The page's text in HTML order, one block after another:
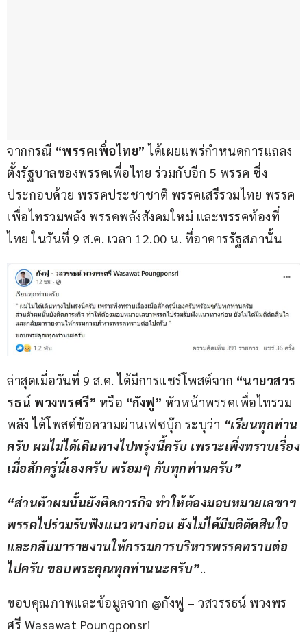
จากกรณี “พรรคเพื่อไทย” ได้เผยแพร่กำหนดการแถลง
ตั้งรัฐบาลของพรรคเพื่อไทย ร่วมกับอีก 5 พรรค ซึ่ง
ประกอบด้วย พรรคประชาชาติ พรรคเสรีรวมไทย พรรค
เพื่อไทรวมพลัง พรรคพลังสังคมใหม่ และพรรคท้องที่
ไทย ในวันที่ 9 ส.ค. เวลา 12.00 น. ที่อาคารรัฐสภานั้น
ล่าสุดเมื่อวันที่ 9 ส.ค. ได้มีการแชร์โพสต์จาก “นายวสวร
รธน์ พวงพรศรี” หรือ “กังฟู” หัวหน้าพรรคเพื่อไทรวม
พลัง ได้โพสต์ข้อความผ่านเฟซบุ๊ก ระบุว่า “เรียนทุกท่าน
ครับ ผมไม่ได้เดินทางไปพรุ่งนี้ครับ เพราะเพิ่งทราบเรื่อง
เมื่อสักครู่นี้เองครับ พร้อมๆ กับทุกท่านครับ”
“ส่วนตัวผมนั้นยังติดภารกิจ ทำให้ต้องมอบหมายเลขาฯ
พรรคไปร่วมรับฟังเเนวทางก่อน ยังไม่ได้มีมติตัดสินใจ
และกลับมารายงานให้กรรมการบริหารพรรคทราบต่อ
ไปครับ ขอบพระคุณทุกท่านนะครับ”..
ขอบคุณภาพและข้อมูลจาก @กังฟู – วสวรรธน์ พวงพร
ศรี Wasawat Poungponsri